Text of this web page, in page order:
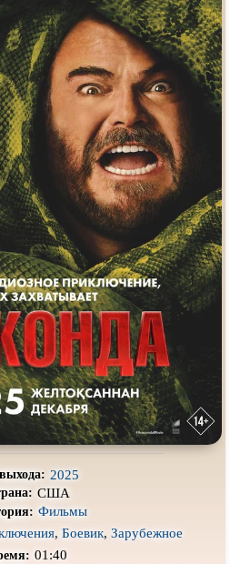
ПереводКураж-Бамбей
Подростковаяжестокость
Призраки
Про апокалипсис
Про богов
Про ведьм
Про выживание
Про гонки
Про динозавров
Про животных
Про инопланетян
Про космос
Про маньяков исерийных
убийц
Про оборотней
Про подростков
Про роботов
Про самолёты
2025
США
Фильмы
, Боевик, Зарубежное
01:40